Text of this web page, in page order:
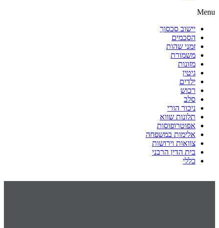
Menu
יישוב סכסוך
הסכמים
זמני שהות
משמורת
מזונות
גיטין
ילדים
רכוש
סלב
ניכור הורי
תלונות שווא
אפוטרופוסות
אלימות במשפחה
צוואות וירושות
בית הדין הרבני
כללי